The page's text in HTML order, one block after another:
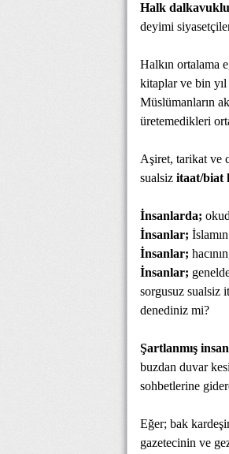
Halk
deyimi
Halkın ortalama
kitaplar ve bin yıl
Müslümanların
üretemedikleri
Aşiret, tarikat ve
sualsiz itaat/biat
İnsanlarda;
İnsanlar;
İnsanlar;
İnsanlar;
sorgusuz sualsiz
denediniz mi?
Şartlanmış
buzdan duvar
sohbetlerine
Eğer; bak
gazetecinin ve